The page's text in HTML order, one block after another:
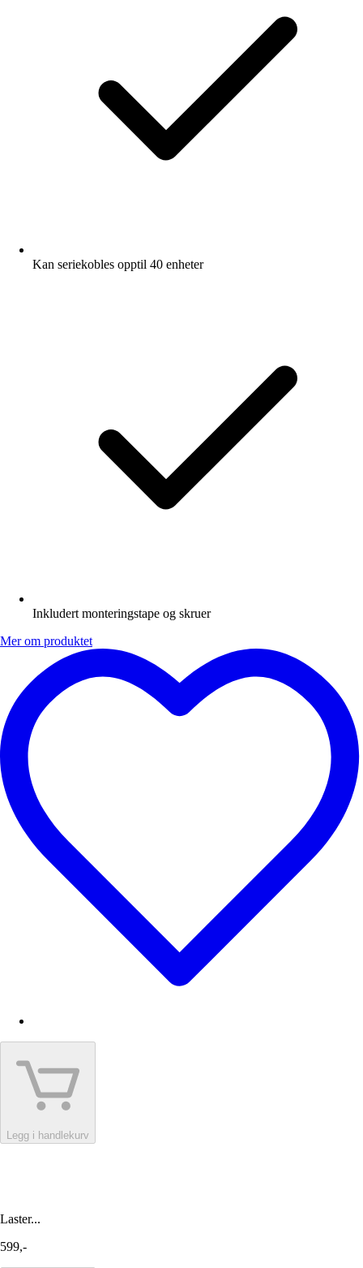
Kan seriekobles opptil 40 enheter
Inkludert monteringstape og skruer
Mer om produktet
Legg i handlekurv
Laster...
599,-